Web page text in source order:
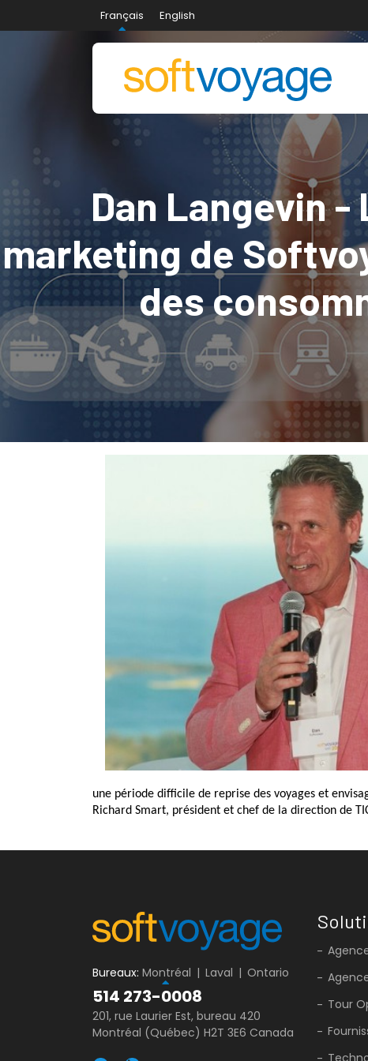
Français English
Dan Langevin
marketing de
des
une période difficile de reprise des voyages et
Richard Smart, président et chef de la direction de
Bureaux: Montréal | Laval | Ontario
514 273-0008
201, rue Laurier Est, bureau 420
Montréal (Québec) H2T 3E6 Canada
Tour